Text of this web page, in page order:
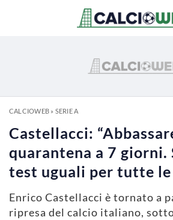
CALCIOWEB» SERIE A
Castellacci:
quarantena a 7 giorni.
test uguali per tutte le
Enrico Castellacci è tornato a
ripresa del calcio italiano,